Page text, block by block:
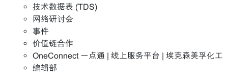
技术数据表 (TDS)
网络研讨会
事件
价值链合作
OneConnect 一点通 | 线上服务平台 | 埃克森美孚化工
编辑部